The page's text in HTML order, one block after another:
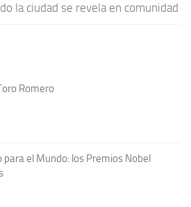
la ciudad se revela en comunidad
Romero
para el Mundo: los Premios Nobel